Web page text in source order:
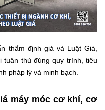
thẩm định giá và Luật Giá,
tuân thủ đúng quy trình, tiêu
pháp lý và minh bạch.
máy móc cơ khí, cơ